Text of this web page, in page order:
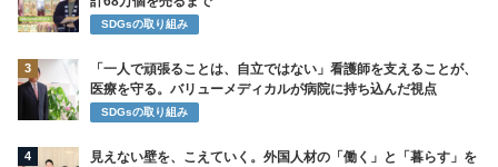
SDGsの取り組み
3
「一人で頑張ることは、自立ではない」看護師を支えることが、
医療を守る。バリューメディカルが病院に持ち込んだ視点
SDGsの取り組み
4
見えない壁を、こえていく。外国人材の「働く」と「暮らす」を